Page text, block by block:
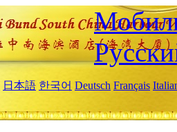
日本語 한국어 Deutsch Français